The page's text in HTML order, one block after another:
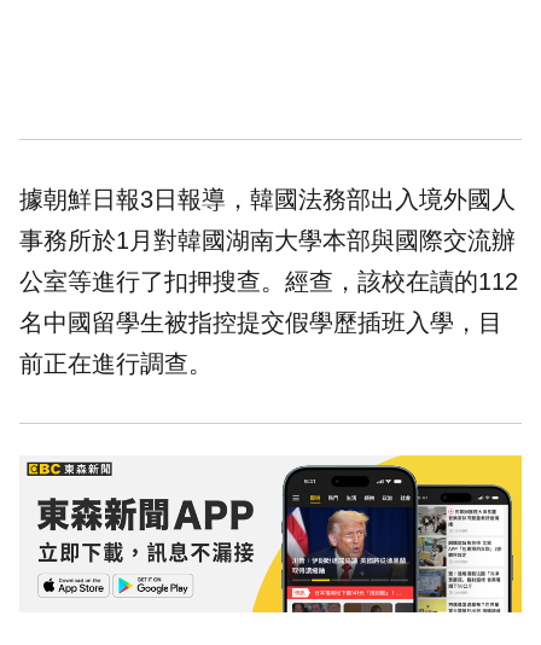
據朝鮮日報3日報導，韓國法務部出入境外國人
事務所於1月對韓國湖南大學本部與國際交流辦
公室等進行了扣押搜查。經查，該校在讀的112
名中國留學生被指控提交假學歷插班入學，目
前正在進行調查。